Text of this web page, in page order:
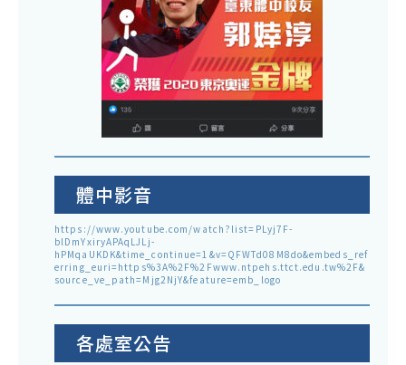
體中影音
https://www.youtube.com/watch?list=PLyj7F-
blDmYxiryAPAqLJLj-
hPMqaUKDK&time_continue=1&v=QFWTd08M8do&embeds_ref
erring_euri=https%3A%2F%2Fwww.ntpehs.ttct.edu.tw%2F&
source_ve_path=Mjg2NjY&feature=emb_logo
各處室公告